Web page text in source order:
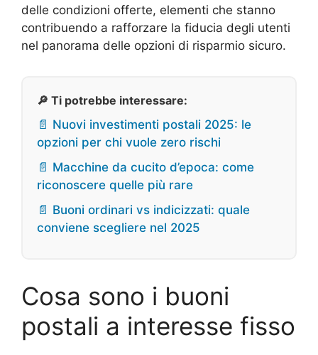
delle condizioni offerte, elementi che stanno
contribuendo a rafforzare la fiducia degli utenti
nel panorama delle opzioni di risparmio sicuro.
🔎 Ti potrebbe interessare:
📄 Nuovi investimenti postali 2025: le
opzioni per chi vuole zero rischi
📄 Macchine da cucito d’epoca: come
riconoscere quelle più rare
📄 Buoni ordinari vs indicizzati: quale
conviene scegliere nel 2025
Cosa sono i buoni
postali a interesse fisso